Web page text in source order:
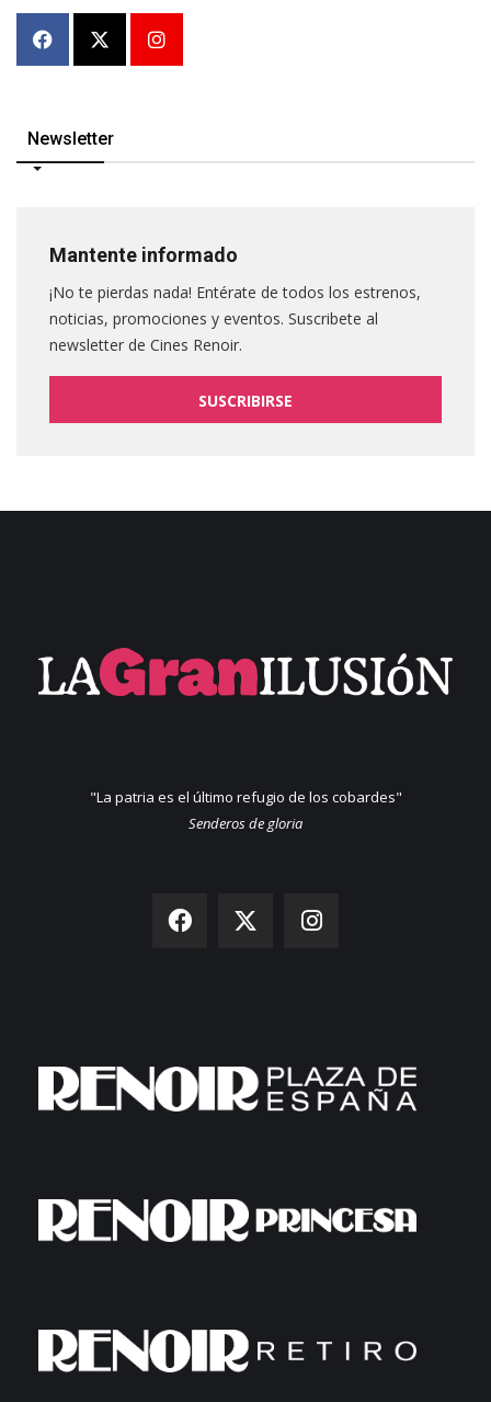
Newsletter
Mantente informado
¡No te pierdas nada! Entérate de todos los estrenos,
noticias, promociones y eventos. Suscribete al
newsletter de Cines Renoir.
SUSCRIBIRSE
"La patria es el último refugio de los cobardes"
Senderos de gloria